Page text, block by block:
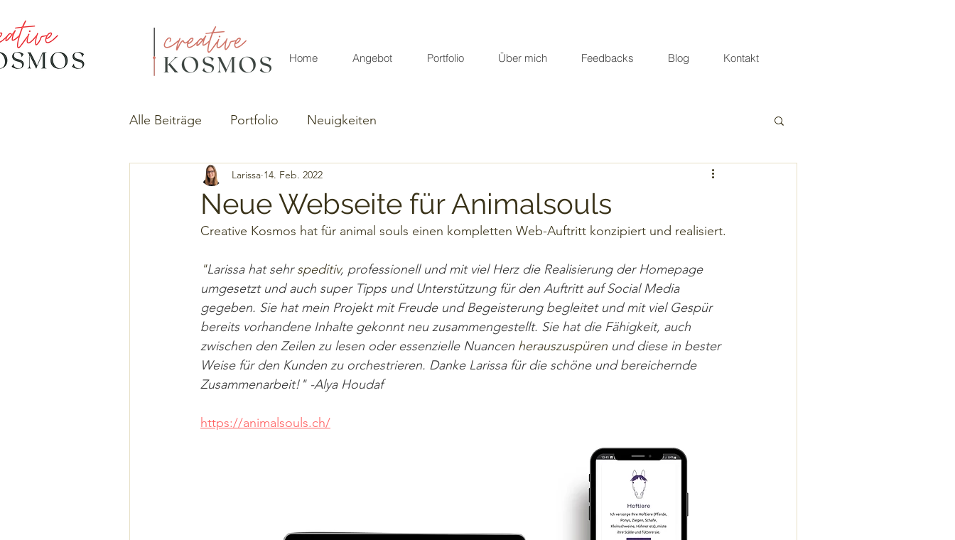
Home Angebot Portfolio Über mich Feedbacks Blog Kontakt
Alle Beiträge Portfolio Neuigkeiten
Neue Webseite für Animalsouls
Larissa 14. Feb. 2022
Creative Kosmos hat für animal souls einen kompletten Web-Auftritt konzipiert und realisiert.
"Larissa hat sehr speditiv, professionell und mit viel Herz die Realisierung der Homepage
umgesetzt und auch super Tipps und Unterstützung für den Auftritt auf Social Media
gegeben. Sie hat mein Projekt mit Freude und Begeisterung begleitet und mit viel Gespür
bereits vorhandene Inhalte gekonnt neu zusammengestellt. Sie hat die Fähigkeit, auch
zwischen den Zeilen zu lesen oder essenzielle Nuancen herauszuspüren und diese in bester
Weise für den Kunden zu orchestrieren. Danke Larissa für die schöne und bereichernde
Zusammenarbeit!" -Alya Houdaf
https://animalsouls.ch/